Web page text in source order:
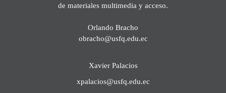
de materiales multimedia y acceso.
Orlando Bracho
obracho@usfq.edu.ec
Xavier Palacios
xpalacios@usfq.edu.ec